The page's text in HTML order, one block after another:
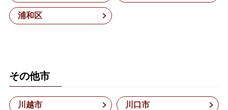
浦和区
その他市
川越市 川口市